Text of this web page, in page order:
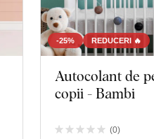
-25% REDUCERI 🔥
Autocolant de
copii - Bambi
(0)